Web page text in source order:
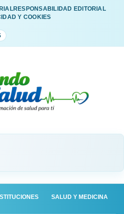
RESPONSABILIDAD EDITORIAL
Y COOKIES
SALUD Y MEDICINA